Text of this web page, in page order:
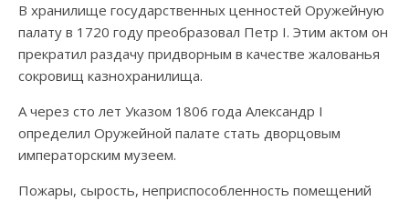
В хранилище государственных ценностей Оружейную
палату в 1720 году преобразовал Петр I. Этим актом он
прекратил раздачу придворным в качестве жалованья
сокровищ казнохранилища.
А через сто лет Указом 1806 года Александр I
определил Оружейной палате стать дворцовым
императорским музеем.
Пожары, сырость, неприспособленность помещений